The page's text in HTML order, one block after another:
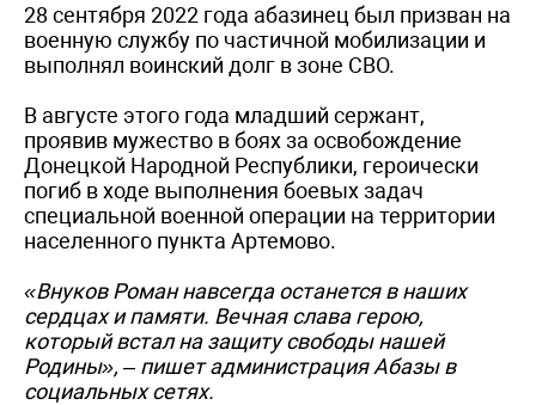
28 сентября 2022 года абазинец был призван на
военную службу по частичной мобилизации и
выполнял воинский долг в зоне СВО.
В августе этого года младший сержант,
проявив мужество в боях за освобождение
Донецкой Народной Республики, героически
погиб в ходе выполнения боевых задач
специальной военной операции на территории
населенного пункта Артемово.
«Внуков Роман навсегда останется в наших
сердцах и памяти. Вечная слава герою,
который встал на защиту свободы нашей
Родины», – пишет администрация Абазы в
социальных сетях.